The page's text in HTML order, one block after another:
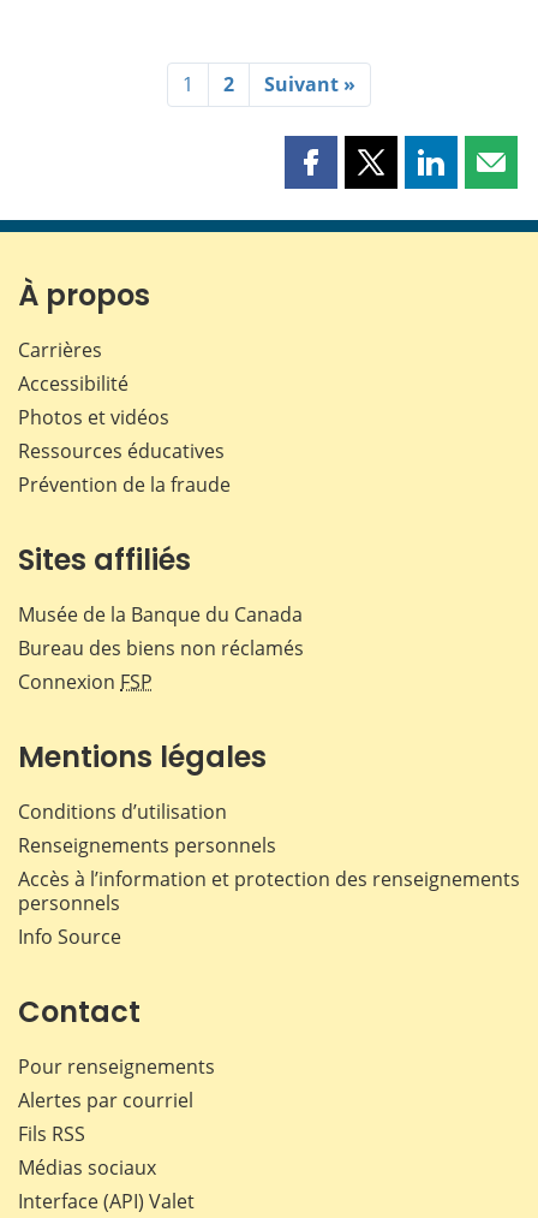
1 2 Suivant »
Partager
page
Partager
page
Partager
page page
À propos
Carrières
Accessibilité
Photos et vidéos
Ressources éducatives
Prévention de la fraude
Sites affiliés
Musée de la Banque du Canada
Bureau des biens non réclamés
Connexion FSP
Mentions légales
Conditions d’utilisation
Renseignements personnels
Accès à l’information et protection des renseignements
personnels
Info Source
Contact
Pour renseignements
Alertes par courriel
Fils RSS
Médias sociaux
Interface (API) Valet